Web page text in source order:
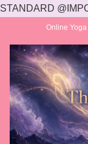
STANDARD
Online